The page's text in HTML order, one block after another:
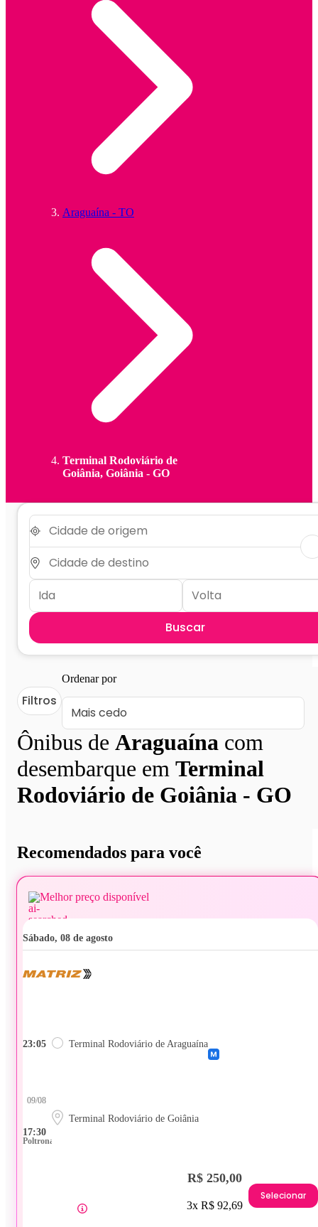
Araguaína - TO
Terminal Rodoviário de
Goiânia, Goiânia - GO
Buscar
Ônibus de Araguaína com
desembarque em Terminal
Rodoviário de Goiânia - GO
Filtros
Ordenar por
Recomendados para você
Melhor preço disponível
sábado, 08 de agosto
23:05 Terminal Rodoviário de Araguaína
17:30
09/08
Terminal Rodoviário de Goiânia
Poltrona
R$ 250,00
3x R$ 92,69
Selecionar